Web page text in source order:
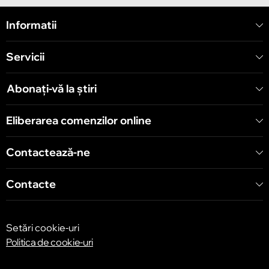
Strada Mitropolit Varlaam 58
Chișinău
Informatii
Servicii
Abonați-vă la știri
Eliberarea comenzilor online
Contactează-ne
Contacte
Setări cookie-uri
Politica de cookie-uri